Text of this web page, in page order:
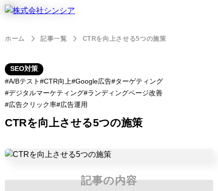
ホーム 記事一覧 CTRを向上させる5つの施策
SEO対策
A/Bテスト
CTR向上 Google広告
ターゲティング
デジタルマーケティング ランディングページ改善
広告クリック率 広告運用
CTRを向上させる5つの施策
記事の内容